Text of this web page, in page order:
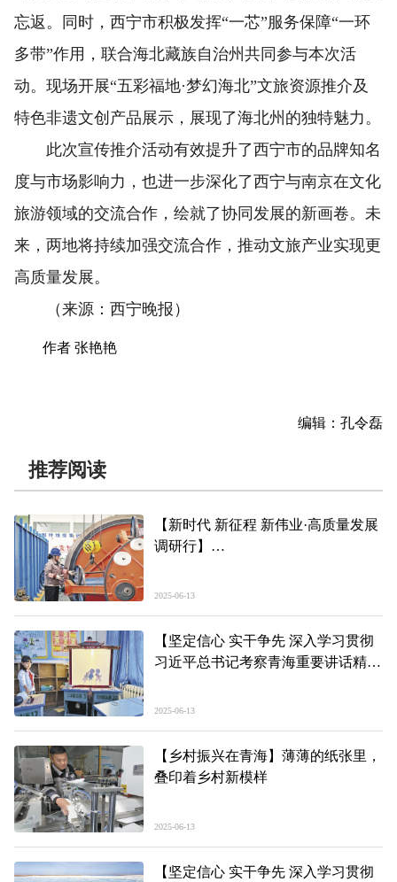
忘返。同时，西宁市积极发挥“一芯”服务保障“一环
多带”作用，联合海北藏族自治州共同参与本次活
动。现场开展“五彩福地·梦幻海北”文旅资源推介及
特色非遗文创产品展示，展现了海北州的独特魅力。
此次宣传推介活动有效提升了西宁市的品牌知名
度与市场影响力，也进一步深化了西宁与南京在文化
旅游领域的交流合作，绘就了协同发展的新画卷。未
来，两地将持续加强交流合作，推动文旅产业实现更
高质量发展。
（来源：西宁晚报）
作者 张艳艳
编辑：孔令磊
推荐阅读
【新时代 新征程 新伟业·高质量发展
调研行】
2025-06-13
【坚定信心 实干争先 深入学习贯彻
习近平总书记考察青海重要讲话精神
心怀家国情 恰同学少年
2025-06-13
【乡村振兴在青海】薄薄的纸张里，
叠印着乡村新模样
2025-06-13
【坚定信心 实干争先 深入学习贯彻